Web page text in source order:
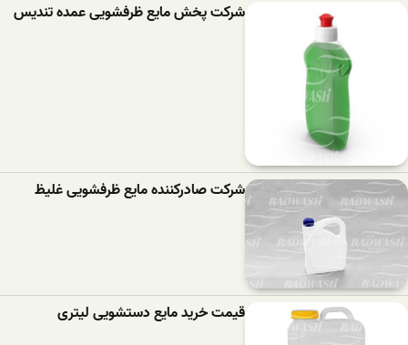
شرکت پخش مایع ظرفشویی عمده تندیس
شرکت صادرکننده مایع ظرفشویی غلیظ
قیمت خرید مایع دستشویی لیتری